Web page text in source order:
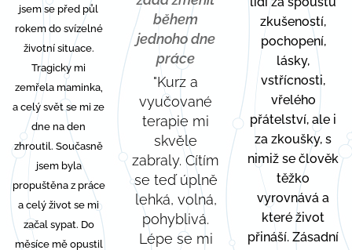
jsem se před půl
rokem do svízelné
životní situace.
Tragicky mi
zemřela maminka,
a celý svět se mi ze
dne na den
zhroutil. Současně
jsem byla
propuštěna z práce
a celý život se mi
začal sypat. Do
měsíce mě opustil
během
jednoho dne
práce
"Kurz a
vyučované
terapie mi
skvěle
zabraly. Cítím
se teď úplně
lehká, volná,
pohyblivá.
Lépe se mi
zkušeností,
pochopení,
lásky,
vstřícnosti,
vřelého
přátelství, ale i
za zkoušky, s
nimiž se člověk
těžko
vyrovnává a
které život
přináší. Zásadní